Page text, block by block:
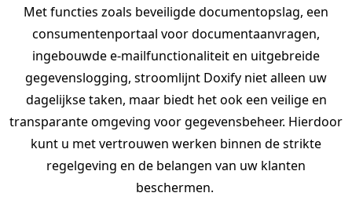
Met functies zoals beveiligde documentopslag, een
consumentenportaal voor documentaanvragen,
ingebouwde e-mailfunctionaliteit en uitgebreide
gegevenslogging, stroomlijnt Doxify niet alleen uw
dagelijkse taken, maar biedt het ook een veilige en
transparante omgeving voor gegevensbeheer. Hierdoor
kunt u met vertrouwen werken binnen de strikte
regelgeving en de belangen van uw klanten
beschermen.